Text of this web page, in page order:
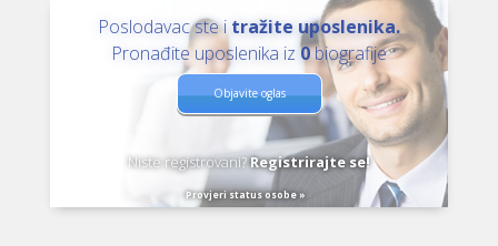
Poslodavac ste i tražite uposlenika.
Pronađite uposlenika iz 0biografije
Objavite oglas
Niste registrovani?Registrirajte se!
Provjeri status osobe »